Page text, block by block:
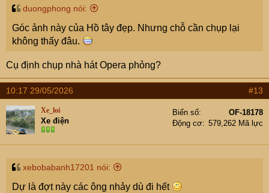
duongphong nói:
Góc ảnh này của Hồ tây đẹp. Nhưng chỗ cần chụp lại
không thấy đâu.
Cụ định chụp nhà hát Opera phỏng?
10:17 29/05/2026 #13
Xe_loi
Xe điện
Biển số
OF-18178
Động cơ
579,262 Mã lực
xebobabanh17201 nói:
Dự là đợt này các ông nhảy dù đi hết